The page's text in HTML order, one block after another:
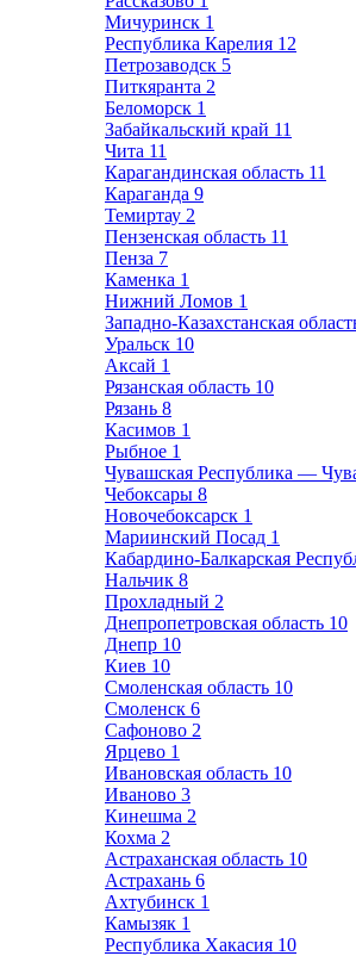
Мичуринск 1
Республика Карелия 12
Петрозаводск 5
Питкяранта 2
Беломорск 1
Забайкальский край 11
Чита 11
Карагандинская область 11
Караганда 9
Темиртау 2
Пензенская область 11
Пенза 7
Каменка 1
Нижний Ломов 1
Западно-Казахстанская
Уральск 10
Аксай 1
Рязанская область 10
Рязань 8
Касимов 1
Рыбное 1
Чувашская Республика —
Чебоксары 8
Новочебоксарск 1
Мариинский Посад 1
Кабардино-Балкарская
Нальчик 8
Прохладный 2
Днепропетровская область 10
Днепр 10
Киев 10
Смоленская область 10
Смоленск 6
Сафоново 2
Ярцево 1
Ивановская область 10
Иваново 3
Кинешма 2
Кохма 2
Астраханская область 10
Астрахань 6
Ахтубинск 1
Камызяк 1
Республика Хакасия 10